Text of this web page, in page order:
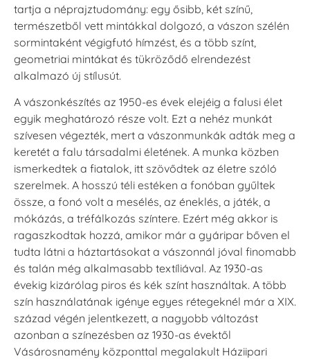
tartja a néprajztudomány: egy ősibb, két színű,
természetből vett mintákkal dolgozó, a vászon szélén
sormintaként végigfutó hímzést, és a több színt,
geometriai mintákat és tükröződő elrendezést
alkalmazó új stílusút.
A vászonkészítés az 1950-es évek elejéig a falusi élet
egyik meghatározó része volt. Ezt a nehéz munkát
szívesen végezték, mert a vászonmunkák adták meg a
keretét a falu társadalmi életének. A munka közben
ismerkedtek a fiatalok, itt szövődtek az életre szóló
szerelmek. A hosszú téli estéken a fonóban gyűltek
össze, a fonó volt a mesélés, az éneklés, a játék, a
mókázás, a tréfálkozás színtere. Ezért még akkor is
ragaszkodtak hozzá, amikor már a gyáripar bőven el
tudta látni a háztartásokat a vászonnál jóval finomabb
és talán még alkalmasabb textíliával. Az 1930-as
évekig kizárólag piros és kék színt használtak. A több
szín használatának igénye egyes rétegeknél már a XIX.
század végén jelentkezett, a nagyobb változást
azonban a színezésben az 1930-as évektől
Vásárosnamény központtal megalakult Háziipari